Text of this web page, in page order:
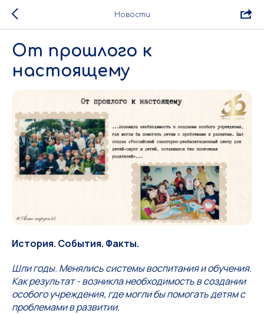
Новости
От прошлого к
настоящему
История. События. Факты.
Шли годы. Менялись системы воспитания и обучения.
Как результат - возникла необходимость в создании
особого учреждения, где могли бы помогать детям с
проблемами в развитии.